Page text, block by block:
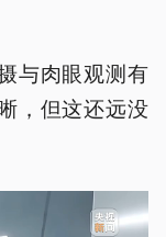
与肉眼观测有
，但这还远没